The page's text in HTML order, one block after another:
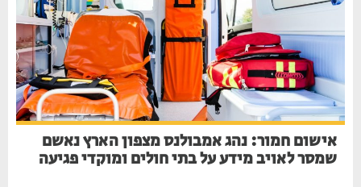
אישום חמור: נהג אמבולנס מצפון הארץ נאשם
שמסר לאויב מידע על בתי חולים ומוקדי פגיעה